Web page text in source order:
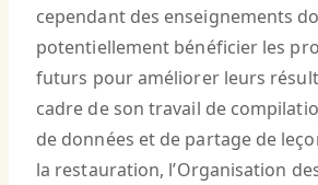
cependant des enseignements
potentiellement bénéficier les
futurs pour améliorer leurs
cadre de son travail de
de données et de partage de
la restauration, l’Organisation